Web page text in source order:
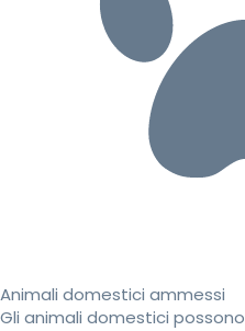
Animali domestici ammessi
Gli animali domestici